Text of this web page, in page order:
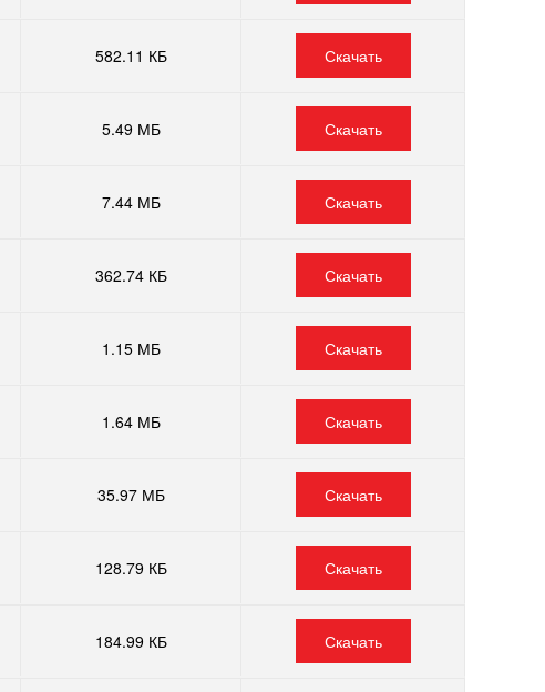
582.11 КБ Скачать
5.49 МБ Скачать
7.44 МБ Скачать
362.74 КБ Скачать
1.15 МБ Скачать
1.64 МБ Скачать
35.97 МБ Скачать
128.79 КБ Скачать
184.99 КБ Скачать